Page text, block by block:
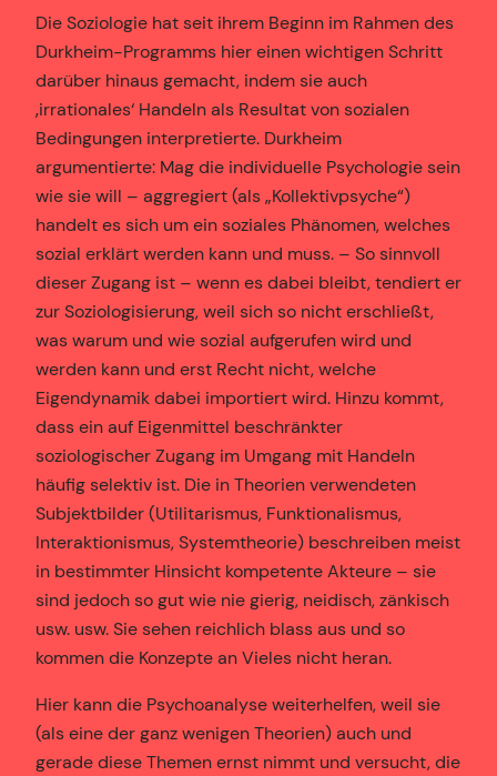
Die Soziologie hat seit ihrem Beginn im Rahmen des
Durkheim-Programms hier einen wichtigen Schritt
darüber hinaus gemacht, indem sie auch
‚irrationales‘ Handeln als Resultat von sozialen
Bedingungen interpretierte. Durkheim
argumentierte: Mag die individuelle Psychologie sein
wie sie will – aggregiert (als „Kollektivpsyche“)
handelt es sich um ein soziales Phänomen, welches
sozial erklärt werden kann und muss. – So sinnvoll
dieser Zugang ist – wenn es dabei bleibt, tendiert er
zur Soziologisierung, weil sich so nicht erschließt,
was warum und wie sozial aufgerufen wird und
werden kann und erst Recht nicht, welche
Eigendynamik dabei importiert wird. Hinzu kommt,
dass ein auf Eigenmittel beschränkter
soziologischer Zugang im Umgang mit Handeln
häufig selektiv ist. Die in Theorien verwendeten
Subjektbilder (Utilitarismus, Funktionalismus,
Interaktionismus, Systemtheorie) beschreiben meist
in bestimmter Hinsicht kompetente Akteure – sie
sind jedoch so gut wie nie gierig, neidisch, zänkisch
usw. usw. Sie sehen reichlich blass aus und so
kommen die Konzepte an Vieles nicht heran.
Hier kann die Psychoanalyse weiterhelfen, weil sie
(als eine der ganz wenigen Theorien) auch und
gerade diese Themen ernst nimmt und versucht, die